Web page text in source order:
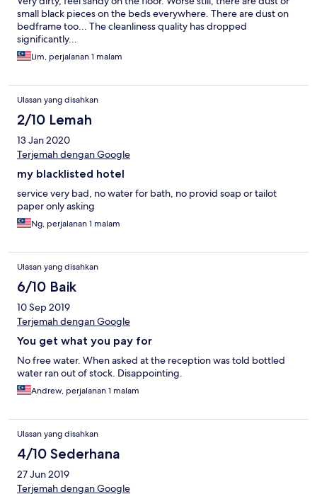
small black pieces on the beds everywhere. There are dust on
bedframe too... The cleanliness quality has dropped
significantly...
Lim, perjalanan 1 malam
Ulasan yang disahkan
2/10 Lemah
13 Jan 2020
Terjemah dengan Google
my blacklisted hotel
service very bad, no water for bath, no provid soap or tailot
paper only asking
Ng, perjalanan 1 malam
Ulasan yang disahkan
6/10 Baik
10 Sep 2019
Terjemah dengan Google
You get what you pay for
No free water. When asked at the reception was told bottled
water ran out of stock. Disappointing.
Andrew, perjalanan 1 malam
Ulasan yang disahkan
4/10 Sederhana
27 Jun 2019
Terjemah dengan Google